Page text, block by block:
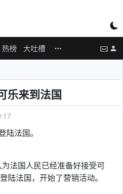
热榜 大吐槽
乐来到法国
陆法国。
法国人民已经准备好接受可
陆法国，开始了营销活动。